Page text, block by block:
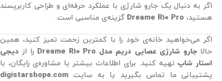
اگر به دنبال یک جارو شارژی با عملکرد حرفه‌ای و طراحی کاربرپسند
هستید، Dreame R10 Pro گزینه‌ی مناسبی است.
اگر می‌خواهید خانه‌ی خود را با کمترین زحمت تمیز کنید، همین
حالاجارو شارژی عصایی دریم مدل Dreame R10 Pro را از دیجی
استار شاپتهیه کنید. برای اطلاعات بیشتر یا مشاوره‌ی رایگان، با
پشتیبانی ما تماس بگیرید یا به سایت digistarshope.com